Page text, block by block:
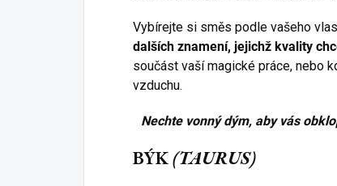
Vybírejte si směs podle vašeho
dalších znamení, jejichž kvality
součást vaší magické práce, nebo
vzduchu.
Nechte vonný dým, aby vás
BÝK(TAURUS)